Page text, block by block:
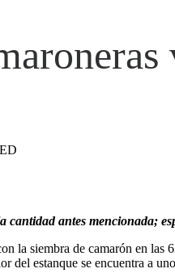
antes mencionada;
la siembra de camarón en
del estanque se encuentra a